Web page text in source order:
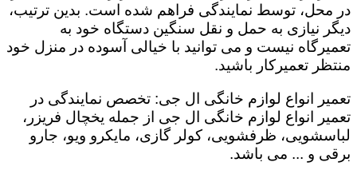
در محل، توسط نمایندگی فراهم شده است. بدین ترتیب،
دیگر نیازی به حمل و نقل سنگین دستگاه خود به
تعمیرگاه نیست و می توانید با خیالی آسوده در منزل خود
منتظر تعمیرکار باشید.
تعمیر انواع لوازم خانگی ال جی: تخصص نمایندگی در
تعمیر انواع لوازم خانگی ال جی از جمله یخچال فریزر،
لباسشویی، ظرفشویی، کولر گازی، مایکرو ویو، جارو
برقی و ... می باشد.